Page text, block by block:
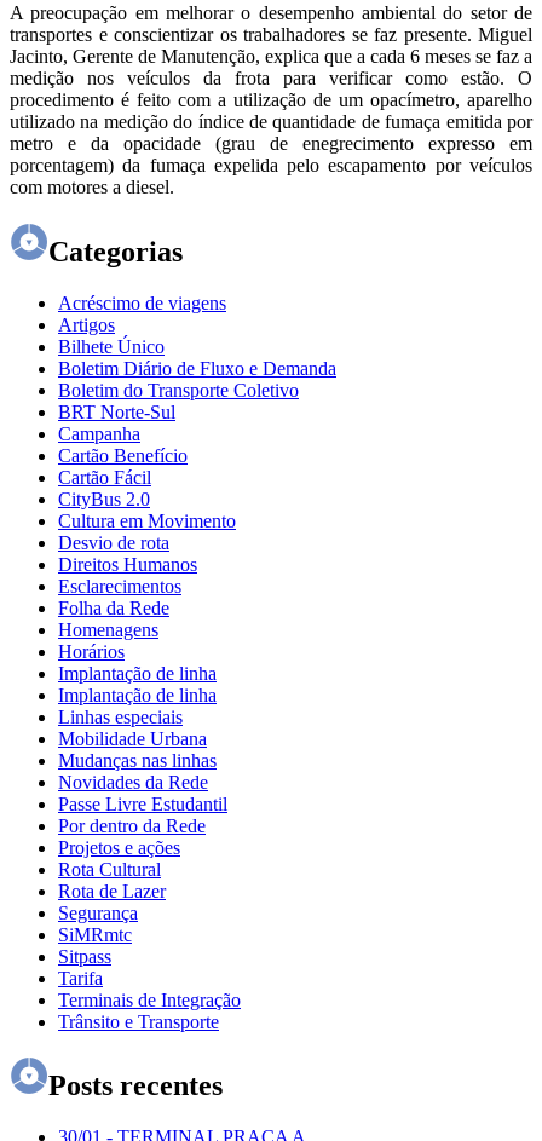
A preocupação em melhorar o desempenho ambiental do setor de
transportes e conscientizar os trabalhadores se faz presente. Miguel
Jacinto, Gerente de Manutenção, explica que a cada 6 meses se faz a
medição nos veículos da frota para verificar como estão. O
procedimento é feito com a utilização de um opacímetro, aparelho
utilizado na medição do índice de quantidade de fumaça emitida por
metro e da opacidade (grau de enegrecimento expresso em
porcentagem) da fumaça expelida pelo escapamento por veículos
com motores a diesel.
Categorias
Acréscimo de viagens
Artigos
Bilhete Único
Boletim Diário de Fluxo e Demanda
Boletim do Transporte Coletivo
BRT Norte-Sul
Campanha
Cartão Benefício
Cartão Fácil
CityBus 2.0
Cultura em Movimento
Desvio de rota
Direitos Humanos
Esclarecimentos
Folha da Rede
Homenagens
Horários
Implantação de linha
Implantação de linha
Linhas especiais
Mobilidade Urbana
Mudanças nas linhas
Novidades da Rede
Passe Livre Estudantil
Por dentro da Rede
Projetos e ações
Rota Cultural
Rota de Lazer
Segurança
SiMRmtc
Sitpass
Tarifa
Terminais de Integração
Trânsito e Transporte
Posts recentes